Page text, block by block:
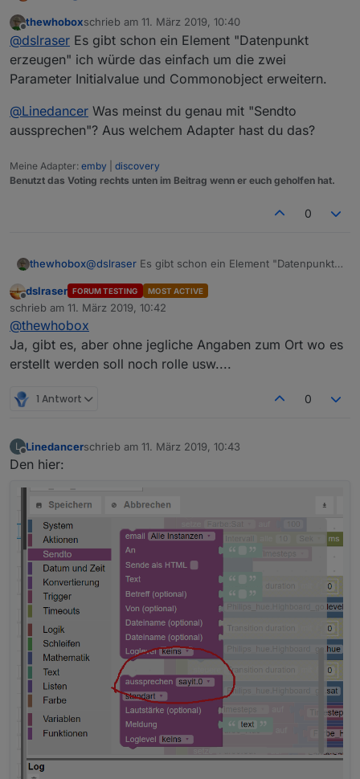
Neue Datenpunkte erstellen, direkt mit allen wichtigen
Angaben wie z.B. button, switch, string, SmartName
(für iot/cloud)
Im Moment gibt es keinen Baustein, nur einen
Umweg.
z.B.
z.B.
Beispiel Blockly Export im Spoiler
Spoiler
Offline
thewhoboxschrieb am 11. März 2019, 10:40
zuletzt editiert von
@dslraser Es gibt schon ein Element "Datenpunkt
erzeugen" ich würde das einfach um die zwei
Parameter Initialvalue und Commonobject erweitern.
@Linedancer Was meinst du genau mit "Sendto
aussprechen"? Aus welchem Adapter hast du das?
Meine Adapter: emby
discovery
Benutzt das Voting rechts unten im Beitrag wenn er euch geholfen hat.
0
thewhobox@dslraser Es gibt schon ein Element "Datenpunkt
Parameter Initialvalue und Commonobject
erweitern.
@LinedancerWas meinst du genau mit "Sendto
aussprechen"? Aus welchem Adapter hast du das?
Offline
dslraser FORUM TESTING MOST ACTIVE
schrieb am 11. März 2019, 10:42
zuletzt editiert von
@thewhobox
Ja, gibt es, aber ohne jegliche Angaben zum Ort wo es
erstellt werden soll noch rolle usw....
1 Antwort 0
L
Offline
Linedancerschrieb am 11. März 2019, 10:43
zuletzt editiert von
Den hier: